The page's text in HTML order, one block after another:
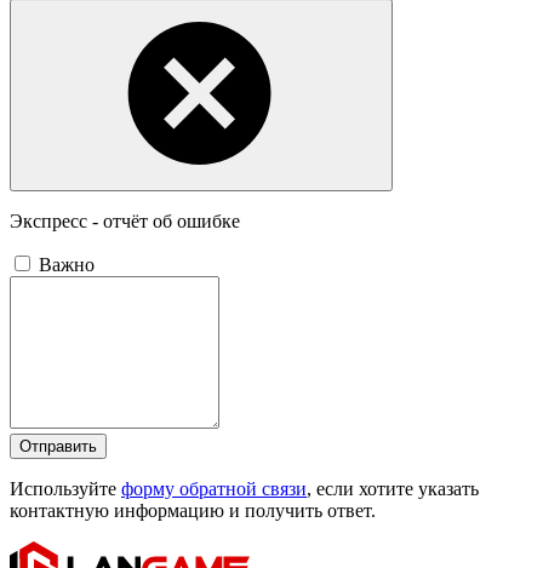
Экспресс - отчёт об ошибке
Важно
Отправить
Используйте форму обратной связи, если хотите указать
контактную информацию и получить ответ.